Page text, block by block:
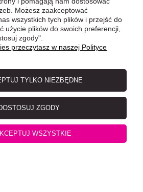
Możesz zaakceptować
wszystkich tych plików i przejść do
użycie plików do swoich preferencji,
zgody".
przeczytasz w naszej Polityce
TYLKO NIEZBĘDNE
ZGODY
WSZYSTKIE